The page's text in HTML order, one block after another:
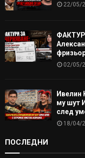
22/05/
02/05/
Ивелин
му шут
след
18/04/
ПОСЛЕДНИ